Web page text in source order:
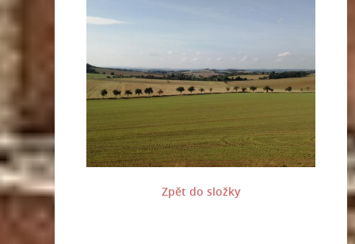
Zpět do složky